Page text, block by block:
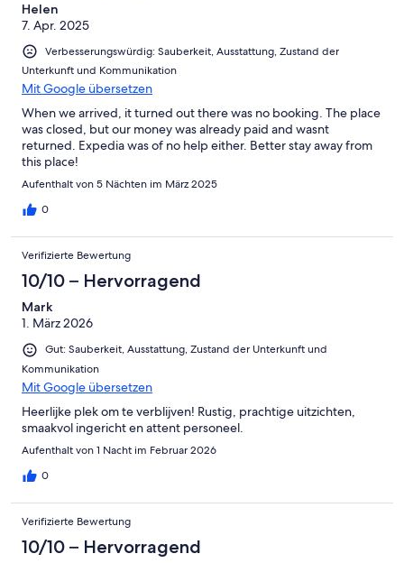
Helen
7. Apr. 2025
Verbesserungswürdig: Sauberkeit, Ausstattung, Zustand der
Unterkunft und Kommunikation
Mit Google übersetzen
When we arrived, it turned out there was no booking. The place
was closed, but our money was already paid and wasnt
returned. Expedia was of no help either. Better stay away from
this place!
Aufenthalt von 5 Nächten im März 2025
0
Verifizierte Bewertung
10/10 – Hervorragend
Mark
1. März 2026
Gut: Sauberkeit, Ausstattung, Zustand der Unterkunft und
Kommunikation
Mit Google übersetzen
Heerlijke plek om te verblijven! Rustig, prachtige uitzichten,
smaakvol ingericht en attent personeel.
Aufenthalt von 1 Nacht im Februar 2026
0
Verifizierte Bewertung
10/10 – Hervorragend